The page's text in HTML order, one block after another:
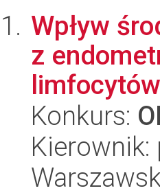
Wpływ
z
Konkurs:
Kierownik: